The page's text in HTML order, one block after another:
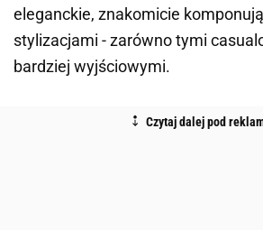
eleganckie, znakomicie
stylizacjami - zarówno tymi
bardziej wyjściowymi.